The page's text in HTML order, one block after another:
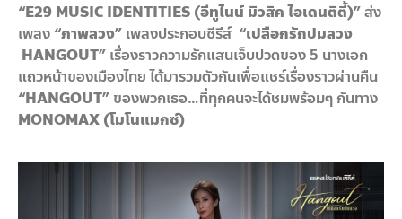
“E29 MUSIC IDENTITIES (อีทูไนน์ มิวสิค ไอเดนติตี้)”ส่ง
เพลง “ภาพลวง” เพลงประกอบซีรีส์ “เปลือกรักปมลวง
HANGOUT” เรื่องราวความรักแสนเจ็บปวดของ 5 นางเอก
แถวหน้าของเมืองไทย ได้มารวมตัวกันเพื่อแชร์เรื่องราวผ่านคืน
“HANGOUT” ของพวกเธอ…ที่ทุกคนจะได้ชมพร้อมๆ กันทาง
MONOMAX (โมโนแมกซ์)